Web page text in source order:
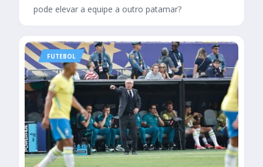
pode elevar a equipe a outro patamar?
FUTEBOL